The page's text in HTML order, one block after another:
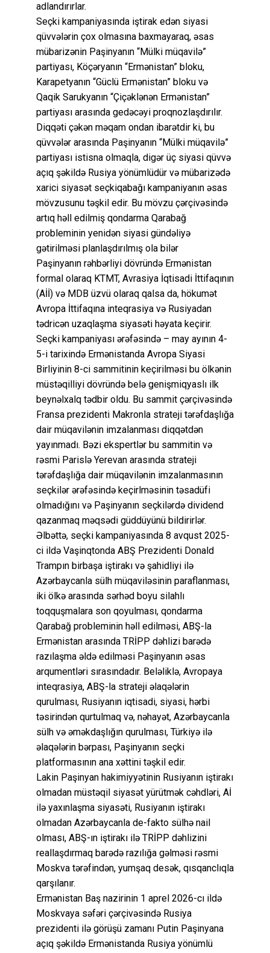
adlandırırlar.
Seçki kampaniyasında iştirak edən siyasi
qüvvələrin çox olmasına baxmayaraq, əsas
mübarizənin Paşinyanın “Mülki müqavilə”
partiyası, Köçəryanın “Ermənistan” bloku,
Karapetyanın “Güclü Ermənistan” bloku və
Qaqik Sarukyanın “Çiçəklənən Ermənistan”
partiyası arasında gedəcəyi proqnozlaşdırılır.
Diqqəti çəkən məqam ondan ibarətdir ki, bu
qüvvələr arasında Paşinyanın “Mülki müqavilə”
partiyası istisna olmaqla, digər üç siyasi qüvvə
açıq şəkildə Rusiya yönümlüdür və mübarizədə
xarici siyasət seçkiqabağı kampaniyanın əsas
mövzusunu təşkil edir. Bu mövzu çərçivəsində
artıq həll edilmiş qondarma Qarabağ
probleminin yenidən siyasi gündəliyə
gətirilməsi planlaşdırılmış ola bilər
Paşinyanın rəhbərliyi dövründə Ermənistan
formal olaraq KTMT, Avrasiya İqtisadi İttifaqının
(Aİİ) və MDB üzvü olaraq qalsa da, hökumət
Avropa İttifaqına inteqrasiya və Rusiyadan
tədricən uzaqlaşma siyasəti həyata keçirir.
Seçki kampaniyası ərəfəsində – may ayının 4-
5-i tarixində Ermənistanda Avropa Siyasi
Birliyinin 8-ci sammitinin keçirilməsi bu ölkənin
müstəqilliyi dövründə belə genişmiqyaslı ilk
beynəlxalq tədbir oldu. Bu sammit çərçivəsində
Fransa prezidenti Makronla strateji tərəfdaşlığa
dair müqavilənin imzalanması diqqətdən
yayınmadı. Bəzi ekspertlər bu sammitin və
rəsmi Parislə Yerevan arasında strateji
tərəfdaşlığa dair müqavilənin imzalanmasının
seçkilər ərəfəsində keçirlməsinin təsadüfi
olmadığını və Paşinyanın seçkilərdə dividend
qazanmaq məqsədi güddüyünü bildirirlər.
Əlbəttə, seçki kampaniyasında 8 avqust 2025-
ci ildə Vaşinqtonda ABŞ Prezidenti Donald
Trampın birbaşa iştirakı və şahidliyi ilə
Azərbaycanla sülh müqaviləsinin paraflanması,
iki ölkə arasında sərhəd boyu silahlı
toqquşmalara son qoyulması, qondarma
Qarabağ probleminin həll edilməsi, ABŞ-la
Ermənistan arasında TRİPP dəhlizi barədə
razılaşma əldə edilməsi Paşinyanın əsas
arqumentləri sırasındadır. Beləliklə, Avropaya
inteqrasiya, ABŞ-la strateji əlaqələrin
qurulması, Rusiyanın iqtisadi, siyasi, hərbi
təsirindən qurtulmaq və, nəhayət, Azərbaycanla
sülh və əməkdaşlığın qurulması, Türkiyə ilə
əlaqələrin bərpası, Paşinyanın seçki
platformasının ana xəttini təşkil edir.
Lakin Paşinyan hakimiyyətinin Rusiyanın iştirakı
olmadan müstəqil siyasət yürütmək cəhdləri, Aİ
ilə yaxınlaşma siyasəti, Rusiyanın iştirakı
olmadan Azərbaycanla de-fakto sülhə nail
olması, ABŞ-ın iştirakı ilə TRİPP dəhlizini
reallaşdırmaq barədə razılığa gəlməsi rəsmi
Moskva tərəfindən, yumşaq desək, qısqanclıqla
qarşılanır.
Ermənistan Baş nazirinin 1 aprel 2026-cı ildə
Moskvaya səfəri çərçivəsində Rusiya
prezidenti ilə görüşü zamanı Putin Paşinyana
açıq şəkildə Ermənistanda Rusiya yönümlü